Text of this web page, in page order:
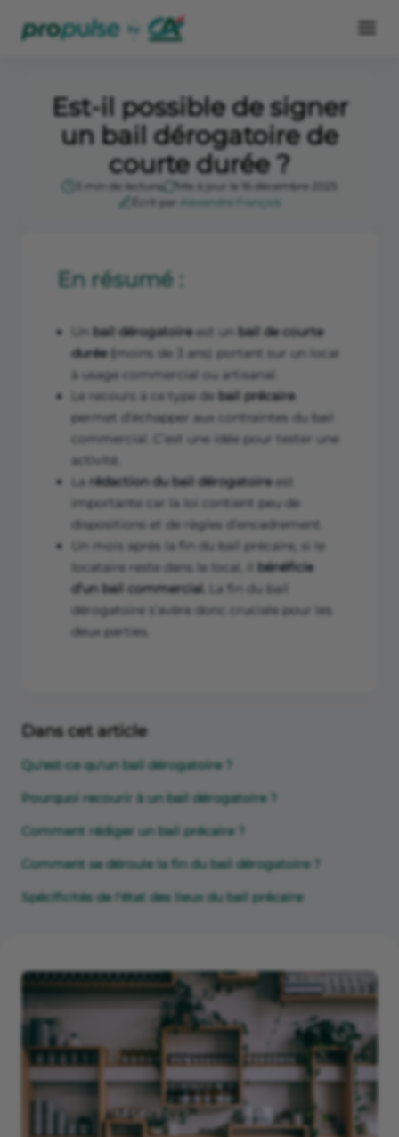
Est-il possible de signer
un bail dérogatoire de
courte durée ?
3 min de lecture
Mis à jour le 16 décembre 2025
Écrit par
Alexandre François
En résumé :
Un bail dérogatoireest un bail de courte
durée (
moins de 3 ans) portant sur un local
à usage commercial ou artisanal.
Le recours à ce type de bail précaire
permet d’échapper aux contraintes du bail
commercial. C’est une idée pour tester une
activité.
La rédaction du bail dérogatoireest
importante car la loi contient peu de
dispositions et de règles d’encadrement.
Un mois après la fin du bail précaire, si le
locataire reste dans le local, il bénéficie
d’un bail commercial.
La fin du bail
dérogatoire s’avère donc cruciale pour les
deux parties.
Dans cet article
Qu'est-ce qu'un bail dérogatoire ?
Pourquoi recourir à un bail dérogatoire ?
Comment rédiger un bail précaire ?
Comment se déroule la fin du bail dérogatoire ?
Spécificités de l'état des lieux du bail précaire